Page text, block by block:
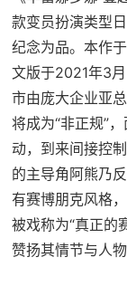
款变员扮演类型
纪念为品。本作
文版于2021年3
市由庞大企业亚
将成为“非正规”
动，到来间接控
的主导角阿熊乃
有赛博朋克风格
被戏称为“真正的
赞扬其情节与人